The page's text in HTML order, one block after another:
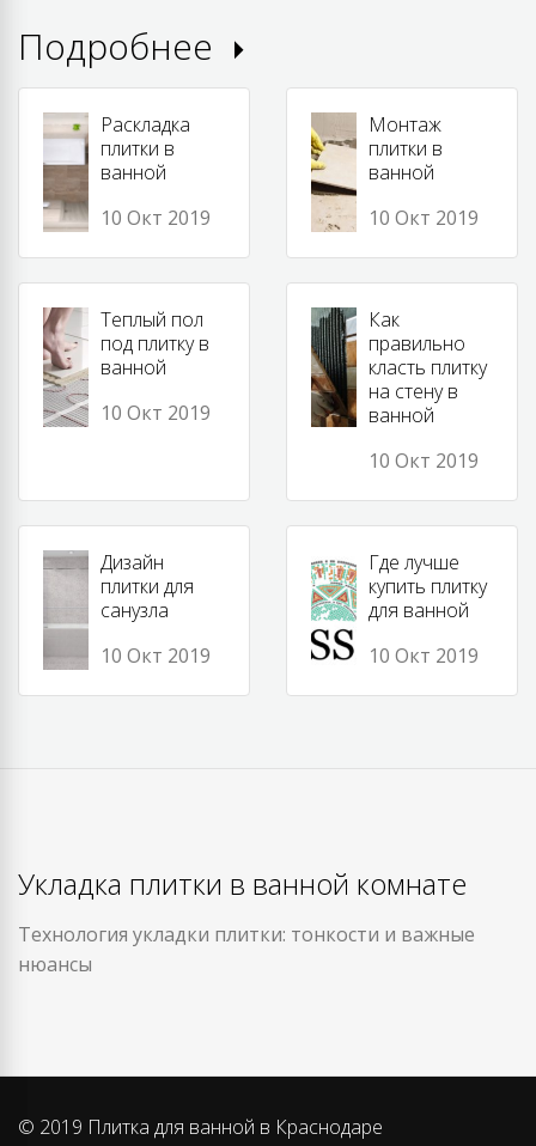
Подробнее
Раскладка
плитки в
ванной
10 Окт 2019
Монтаж
плитки в
ванной
10 Окт 2019
Теплый пол
под плитку в
ванной
10 Окт 2019
Как
правильно
класть плитку
на стену в
ванной
10 Окт 2019
Дизайн
плитки для
санузла
10 Окт 2019
Где лучше
купить плитку
для ванной
10 Окт 2019
Укладка плитки в ванной комнате
Технология укладки плитки: тонкости и важные
нюансы
© 2019 Плитка для ванной в Краснодаре